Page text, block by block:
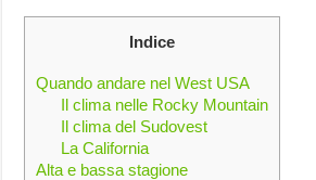
Indice
Quando andare nel West USA
Il clima nelle Rocky Mountain
Il clima del Sudovest
La California
Alta e bassa stagione